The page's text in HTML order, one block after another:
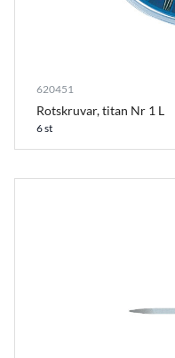
620451
Rotskruvar, titan Nr 1 L
6 st